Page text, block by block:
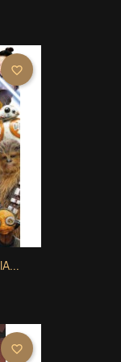
favorite_border
favorite_border